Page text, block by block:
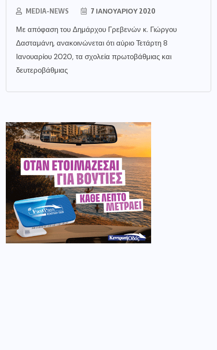
MEDIA-NEWS 7 ΙΑΝΟΥΑΡΊΟΥ 2020
Με απόφαση του Δημάρχου Γρεβενών κ. Γιώργου
Δασταμάνη, ανακοινώνεται ότι αύριο Τετάρτη 8
Ιανουαρίου 2020, τα σχολεία πρωτοβάθμιας και
δευτεροβάθμιας